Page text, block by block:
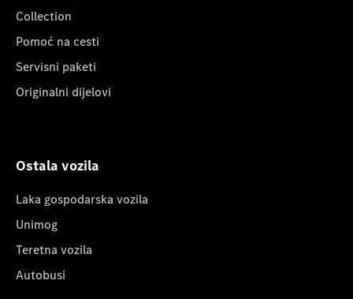
Collection
Pomoć na cesti
Servisni paketi
Originalni dijelovi
Ostala vozila
Laka gospodarska vozila
Unimog
Teretna vozila
Autobusi